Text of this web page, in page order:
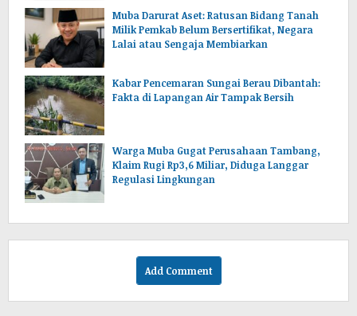
Muba Darurat Aset: Ratusan Bidang Tanah
Milik Pemkab Belum Bersertifikat, Negara
Lalai atau Sengaja Membiarkan
Kabar Pencemaran Sungai Berau Dibantah:
Fakta di Lapangan Air Tampak Bersih
Warga Muba Gugat Perusahaan Tambang,
Klaim Rugi Rp3,6 Miliar, Diduga Langgar
Regulasi Lingkungan
Add Comment